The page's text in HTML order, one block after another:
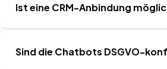
Ist eine CRM-Anbindung
Sind die Chatbots DSGVO-